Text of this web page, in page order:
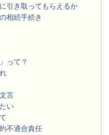
引き取ってもらえるか
相続手続き
って？
言
い
不適合責任